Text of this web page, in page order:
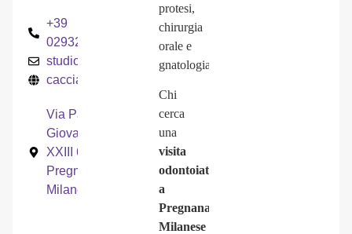
+39
0293291209
studiodentistico@cacciamani.org
cacciamani.org
Via Papa
Giovanni
XXIII 6,
Pregnana
Milanese
protesi,
chirurgia
orale e
gnatologia.
Chi
cerca
una
visita
odontoiatrica
a
Pregnana
Milanese